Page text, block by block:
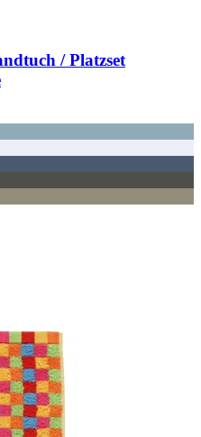
/ Platzset